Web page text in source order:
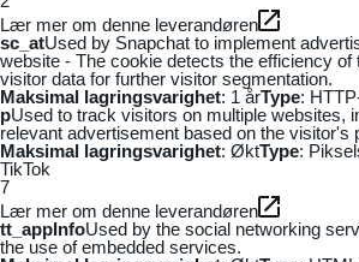
Lær mer om denne leverandøren
sc_atUsed by Snapchat to implement
website - The cookie detects the efficiency of
visitor data for further visitor segmentation.
Maksimal lagringsvarighet: 1 årType:
pUsed to track visitors on multiple websites,
relevant advertisement based on the visitor's
Maksimal lagringsvarighet: ØktType:
TikTok
7
Lær mer om denne leverandøren
tt_appInfoUsed by the social networking
the use of embedded services.